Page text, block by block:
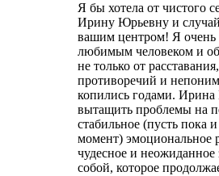
Я бы хотела от чистого
Ирину Юрьевну и
вашим центром! Я очень
любимым человеком и
не только от расставания
противоречий и
копились годами.
вытащить проблемы на
стабильное (пусть пока
момент) эмоциональное
чудесное и неожиданное
собой, которое